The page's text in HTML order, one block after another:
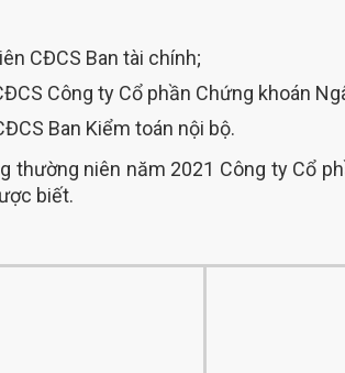
CĐCS Ban tài chính;
Công ty Cổ phần Chứng khoán
Ban Kiểm toán nội bộ.
thường niên năm 2021 Công ty Cổ
biết.